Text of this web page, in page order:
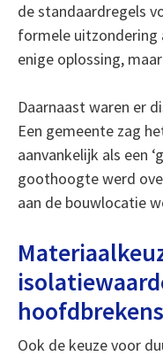
de standaardregels
formele uitzondering
enige oplossing,
Daarnaast waren er
Een gemeente zag
aanvankelijk als een
goothoogte werd
aan de bouwlocatie
hoofdbrekens
Ook de keuze voor